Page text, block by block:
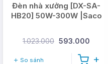
Đèn nhà xưởng [DX-SA-
HB20] 50W-300W |Saco
1.023.000 593.000
So sánh